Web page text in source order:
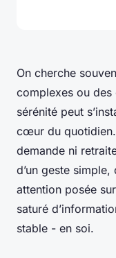
On cherche
complexes ou des
sérénité peut
cœur du
demande ni
d’un geste simple,
attention posée
saturé
stable - en soi.